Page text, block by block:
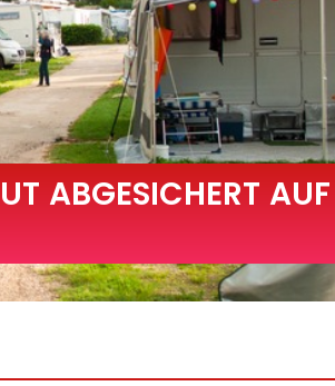
ABGESICHERT AUF